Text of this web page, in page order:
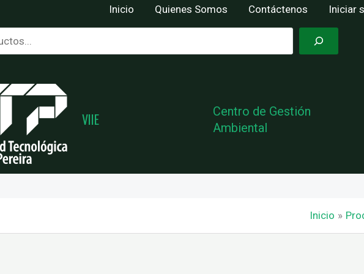
Inicio Quienes Somos Contáctenos Iniciar
VIIE
Centro de Gestión
Ambiental
Inicio